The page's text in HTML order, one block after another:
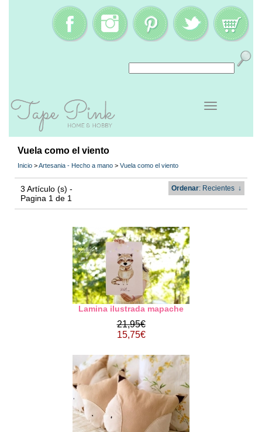
Vuela como el viento
Inicio >Artesania - Hecho a mano > Vuela como el viento
3 Artículo (s) -
Pagina 1 de 1
Ordenar: Recientes↓
Lamina ilustrada mapache
21,95€
15,75€